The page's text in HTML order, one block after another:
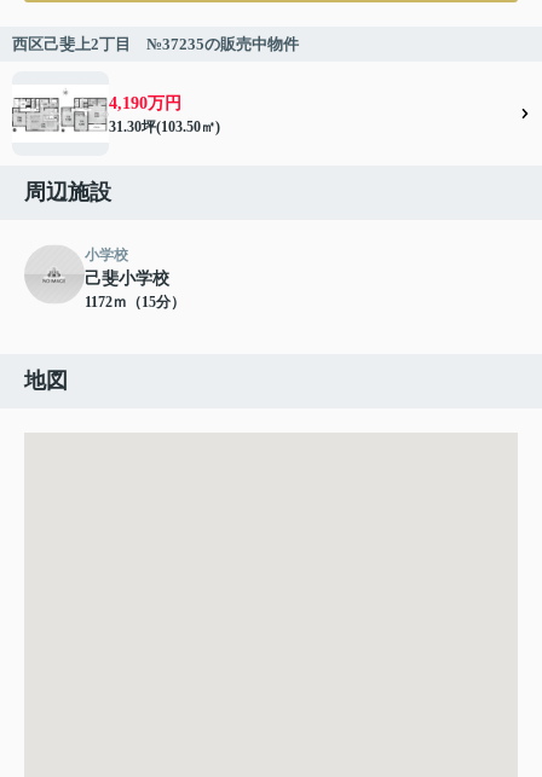
西区己斐上2丁目 №37235の販売中物件
4,190万円
31.30坪(103.50㎡)
周辺施設
小学校
己斐小学校
1172ｍ（15分）
地図